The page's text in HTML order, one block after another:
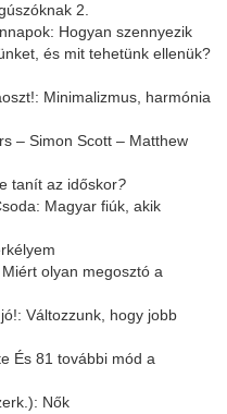
2.
Hogyan szennyezik
és mit tehetünk ellenük?
Minimalizmus, harmónia
– Simon Scott – Matthew
tanít az időskor?
Magyar fiúk, akik
olyan megosztó a
Változzunk, hogy jobb
És 81 további mód a
Nők